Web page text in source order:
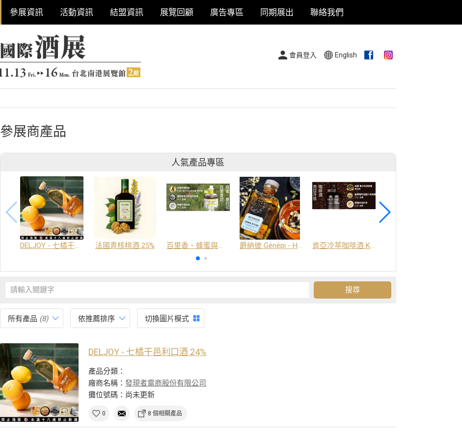
參展資訊 活動資訊 結盟資訊 展覽回顧 廣告專區 同期展出 聯絡我們
會員登入 English
參展商產品
人氣產品專區
DELJOY - 七橘干邑利口酒 24% 法國青核桃酒 25% 百里香、蜂蜜與番紅花酒 爵納彼 Génépi - Hors d'Age (橡木桶陳釀) -阿爾卑斯山草本酒 肯亞冷萃咖啡酒 Kenya Coffee Brew
所有產品 (8) 依推薦排序 切換圖片模式
DELJOY - 七橘干邑利口酒 24%
產品分類：
廠商名稱：發現者電商股份有限公司
攤位號碼：尚未更新
0 8 個相關產品